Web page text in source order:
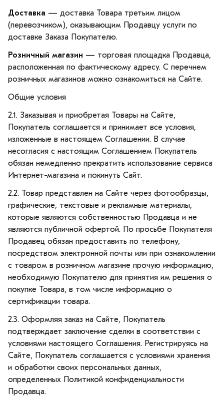
Доставка — доставка Товара третьим лицом
(перевозчиком), оказывающим Продавцу услуги по
доставке Заказа Покупателю.
Розничный магазин — торговая площадка Продавца,
расположенная по фактическому адресу. С перечнем
розничных магазинов можно ознакомиться на Сайте.
Общие условия
2.1. Заказывая и приобретая Товары на Сайте,
Покупатель соглашается и принимает все условия,
изложенные в настоящем Соглашении. В случае
несогласия с настоящим Соглашением Покупатель
обязан немедленно прекратить использование сервиса
Интернет-магазина и покинуть Сайт.
2.2. Товар представлен на Сайте через фотообразцы,
графические, текстовые и рекламные материалы,
которые являются собственностью Продавца и не
являются публичной офертой. По просьбе Покупателя
Продавец обязан предоставить по телефону,
посредством электронной почты или при ознакомлении
с товаром в розничном магазине прочую информацию,
необходимую Покупателю для принятия им решения о
покупке Товара, в том числе информацию о
сертификации товара.
2.3. Оформляя заказ на Сайте, Покупатель
подтверждает заключение сделки в соответствии с
условиями настоящего Соглашения. Регистрируясь на
Сайте, Покупатель соглашается с условиями хранения
и обработки своих персональных данных,
определенных Политикой конфиденциальности
Продавца.